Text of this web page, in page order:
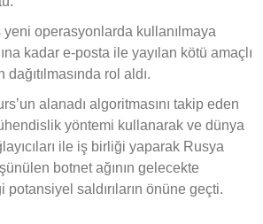
yeni operasyonlarda kullanılmaya
kadar e-posta ile yayılan kötü amaçlı
dağıtılmasında rol aldı.
alanadı algoritmasını takip eden
yöntemi kullanarak ve dünya
ile iş birliği yaparak Rusya
botnet ağının gelecekte
saldırıların önüne geçti.